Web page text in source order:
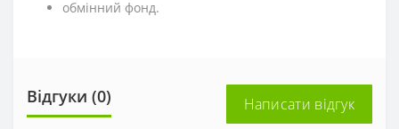
обмінний фонд.
Відгуки (0) Написати відгук